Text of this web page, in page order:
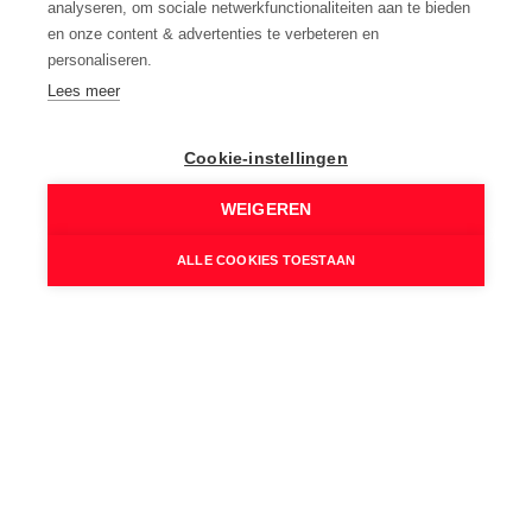
Nog niet gevonden wat je zocht?
Wij helpen je graag zoeken
naargelang jouw voorkeuren.
analyseren, om sociale netwerkfunctionaliteiten aan te bieden
en onze content & advertenties te verbeteren en
personaliseren.
Lees meer
Cookie-instellingen
WEIGEREN
ALLE COOKIES TOESTAAN